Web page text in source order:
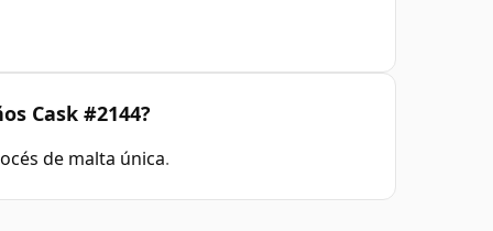
Cask #2144?
de malta única.